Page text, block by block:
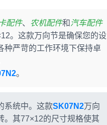
配件、 农机配件和 汽车配件
。这款万向节是确保您的设
种严苛的工作环境下保持卓
。
系统中。这款SK07N2万向
。其77×12的尺寸规格使其